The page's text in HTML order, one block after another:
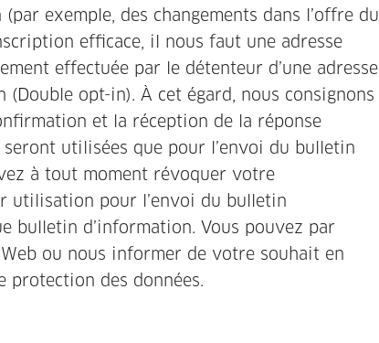
exemple, des changements dans l’offre du
efficace, il nous faut une adresse
effectuée par le détenteur d’une adresse
opt-in). À cet égard, nous consignons
et la réception de la réponse
seront utilisées que pour l’envoi du bulletin
à tout moment révoquer votre
utilisation pour l’envoi du bulletin
bulletin d’information. Vous pouvez par
ou nous informer de votre souhait en
protection des données.